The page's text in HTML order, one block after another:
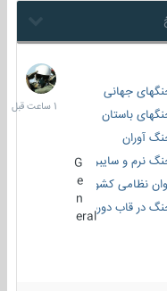
جهانی
باستان
آوران
نرم و سایبری
نظامی کشورها
در قاب دوربین
eral
1
ساعت
قبل